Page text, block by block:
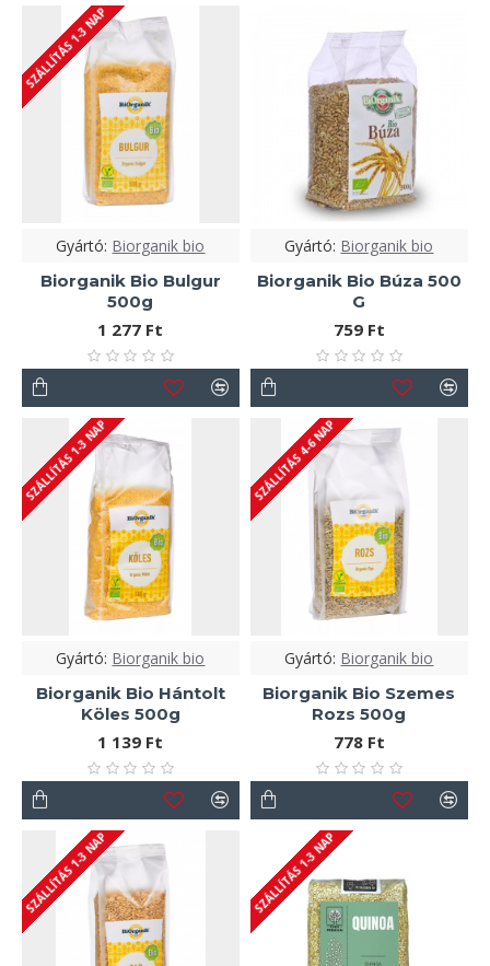
SZÁLLÍTÁS 1-3 NAP
Gyártó: Biorganik bio
Biorganik Bio Bulgur
500g
1 277 Ft
Gyártó: Biorganik bio
Biorganik Bio Búza 500
G
759 Ft
SZÁLLÍTÁS 1-3 NAP
Gyártó: Biorganik bio
Biorganik Bio Hántolt
Köles 500g
1 139 Ft
SZÁLLÍTÁS 4-6 NAP
Gyártó: Biorganik bio
Biorganik Bio Szemes
Rozs 500g
778 Ft
SZÁLLÍTÁS 1-3 NAP SZÁLLÍTÁS 1-3 NAP